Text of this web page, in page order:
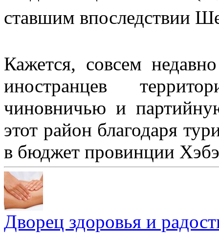
ставшим впоследствии
Кажется, совсем
иностранцев
чиновничью и
этот район благодаря
в бюджет провинции
Дворец здоровья и